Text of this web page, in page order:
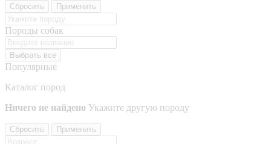
Сбросить Применить
Породы собак
Выбрать все
Популярные
Каталог пород
Ничего не найдено Укажите другую породу
Сбросить Применить